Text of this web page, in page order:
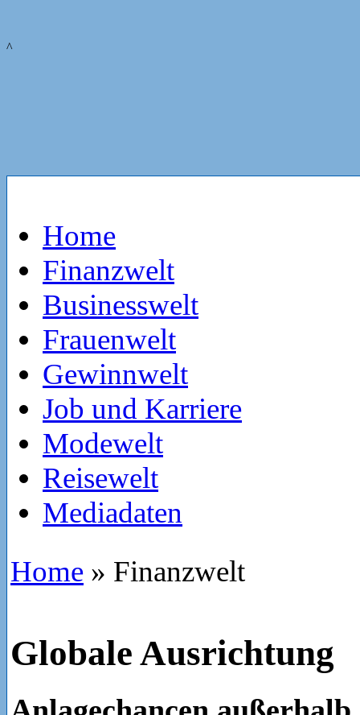
^
Home
Finanzwelt
Businesswelt
Frauenwelt
Gewinnwelt
Job und Karriere
Modewelt
Reisewelt
Mediadaten
Home » Finanzwelt
Globale Ausrichtung